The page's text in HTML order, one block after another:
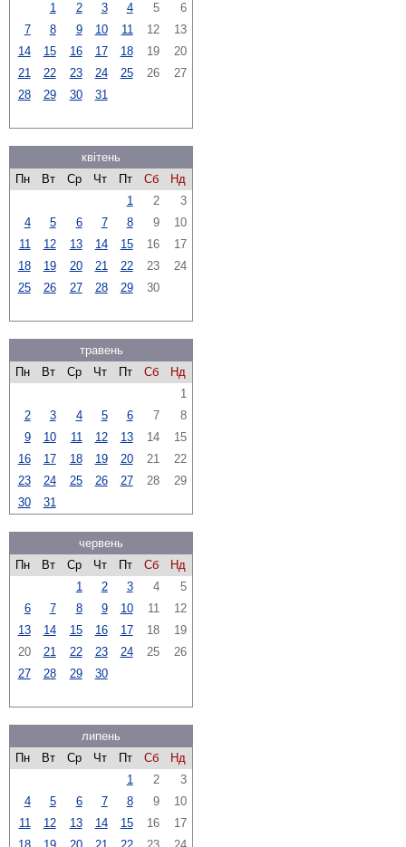
1
2 3 4 5
6
7
8 9 10 11 12
13
14
15 16 17 18 19
20
21
22 23 24 25 26
27
28
29 30 31
квітень
Пн
Вт Ср Чт Пт Сб
Нд
1
2
3
4
5 6 7 8 9
10
11
12 13 14 15 16
17
18
19 20 21 22 23
24
25
26 27 28 29 30
травень
Пн
Вт Ср Чт Пт Сб
Нд
1
2
3 4 5 6 7
8
9
10 11 12 13 14
15
16
17 18 19 20 21
22
23
24 25 26 27 28
29
30
31
червень
Пн
Вт Ср Чт Пт Сб
Нд
1
2 3 4
5
6
7 8 9 10 11
12
13
14 15 16 17 18
19
20
21 22 23 24 25
26
27
28 29 30
липень
Пн
Вт Ср Чт Пт Сб
Нд
1
2
3
4
5 6 7 8 9
10
11
12 13 14 15 16
17